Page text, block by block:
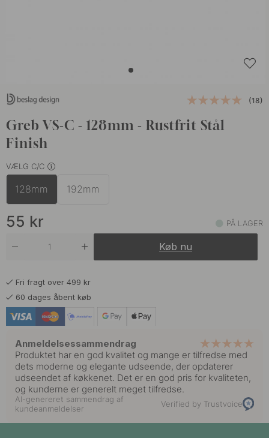
(18)
Greb VS-C - 128mm - Rustfrit Stål
Finish
VÆLG C/C
128mm 192mm
55 kr PÅ LAGER
Køb nu
Fri fragt over 499 kr
60 dages åbent køb
Anmeldelsessammendrag
Produktet har en god kvalitet og mange er tilfredse med
dets moderne og elegante udseende, der opdaterer
udseendet af køkkenet. Det er en god pris for kvaliteten,
og kunderne er generelt meget tilfredse.
AI-genereret sammendrag af
kundeanmeldelser
Verified by Trustvoice